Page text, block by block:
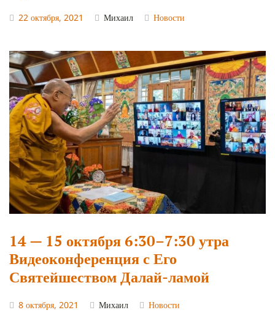
22 октября, 2021 Михаил Новости
14 — 15 октября 6:30–7:30 утра
Видеоконференция с Его
Святейшеством Далай-ламой
8 октября, 2021 Михаил Новости